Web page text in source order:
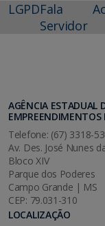
LGPDFala
Servidor
AGÊNCIA ESTADUAL
Telefone: (67) 3318-
Av. Des. José Nunes
Bloco XIV
Parque dos Poderes
Campo Grande | MS
CEP: 79.031-310
LOCALIZAÇÃO